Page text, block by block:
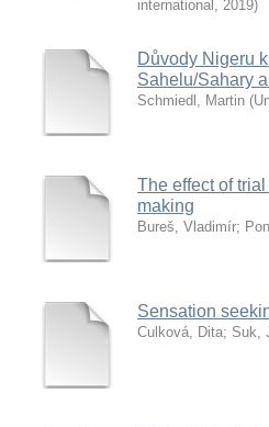
international , 2019)
Důvody Nigeru
Sahelu/Sahary
Schmiedl, Martin (
The effect of
making
Bureš, Vladimír;
Sensation
Culková, Dita; Suk,